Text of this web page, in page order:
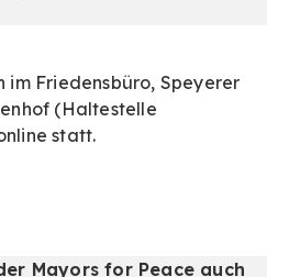
im Friedensbüro, Speyerer
(Haltestelle
statt.
Mayors for Peace auch